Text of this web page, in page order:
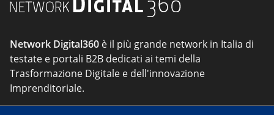
Network Digital360 è il più grande network in Italia di
testate e portali B2B dedicati ai temi della
Trasformazione Digitale e dell'innovazione
Imprenditoriale.